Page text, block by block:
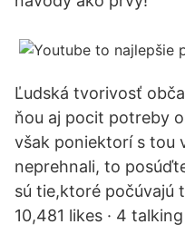
Ľudská tvorivosť
ňou aj pocit potreby
však poniektorí s tou
neprehnali, to
sú tie,ktoré počúvajú
10,481 likes · 4